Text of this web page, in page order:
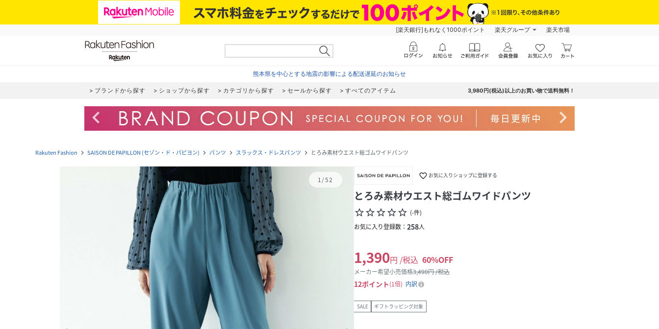
[楽天銀行]もれなく1000ポイント 楽天グループ 楽天市場
熊本県を中心とする地震の影響による配送遅延のお知らせ
ブランドから探す ショップから探す カテゴリから探す セールから探す すべてのアイテム 3,980円(税込)以上のお買い物で送料無料！
navigate_before navigate_next
Rakuten Fashion navigate_next SAISON DE PAPILLON (セゾン・ド・パピヨン) navigate_next パンツ navigate_next スラックス・ドレスパンツ navigate_next とろみ素材ウエスト総ゴムワイドパンツ
1/52 favorite_border お気に入りショップに登録する
とろみ素材ウエスト総ゴムワイドパンツ
star_borderstar_borderstar_borderstar_borderstar_border (-件)
お気に入り登録数： 258人
1,390円 /税込 60%OFF
メーカー希望小売価格3,490円 /税込
12ポイント 1倍 内訳
SALE ギフトラッピング対象